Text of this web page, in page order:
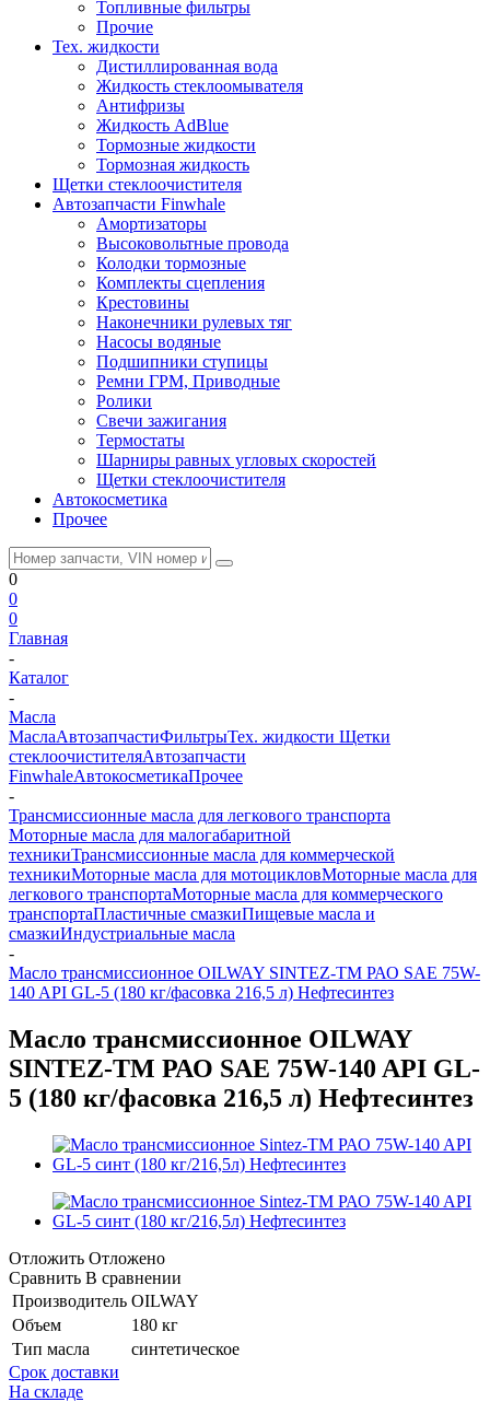
Топливные фильтры
Прочие
Тех. жидкости
Дистиллированная вода
Жидкость стеклоомывателя
Антифризы
Жидкость AdBlue
Тормозные жидкости
Тормозная жидкость
Щетки стеклоочистителя
Автозапчасти Finwhale
Амортизаторы
Высоковольтные провода
Колодки тормозные
Комплекты сцепления
Крестовины
Наконечники рулевых тяг
Насосы водяные
Подшипники ступицы
Ремни ГРМ, Приводные
Ролики
Свечи зажигания
Термостаты
Шарниры равных угловых скоростей
Щетки стеклоочистителя
Автокосметика
Прочее
0
0
0
Главная
-
Каталог
-
Масла
МаслаАвтозапчастиФильтрыТех. жидкости Щетки
стеклоочистителяАвтозапчасти
FinwhaleАвтокосметикаПрочее
-
Трансмиссионные масла для легкового транспорта
Моторные масла для малогабаритной
техникиТрансмиссионные масла для коммерческой
техникиМоторные масла для мотоцикловМоторные масла для
легкового транспортаМоторные масла для коммерческого
транспортаПластичные смазкиПищевые масла и
смазкиИндустриальные масла
-
Масло трансмиссионное OILWAY SINTEZ-TM РАО SAE 75W-
140 API GL-5 (180 кг/фасовка 216,5 л) Нефтесинтез
Масло трансмиссионное OILWAY
SINTEZ-TM РАО SAE 75W-140 API GL-
5 (180 кг/фасовка 216,5 л) Нефтесинтез
Отложить Отложено
Сравнить В сравнении
Производитель OILWAY
Объем
180 кг
Тип масла
синтетическое
Срок доставки
На складе